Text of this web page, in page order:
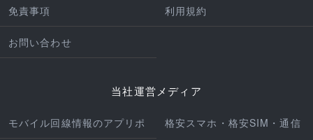
免責事項 利用規約
お問い合わせ
当社運営メディア
モバイル回線情報のアプリポ 格安スマホ・格安SIM・通信